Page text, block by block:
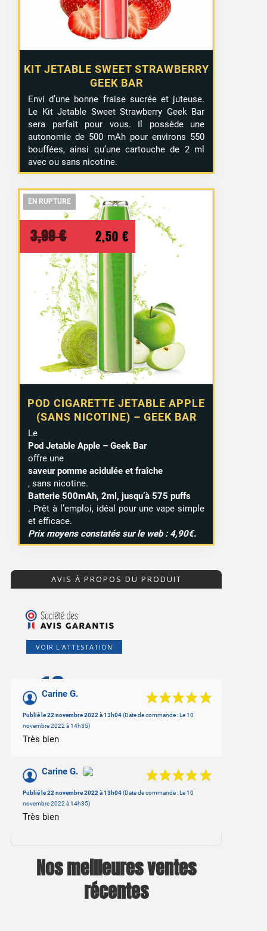
KIT JETABLE SWEET STRAWBERRY
GEEK BAR
Envi d’une bonne fraise sucrée et juteuse.
Le Kit Jetable Sweet Strawberry Geek Bar
sera parfait pour vous. Il possède une
autonomie de 500 mAh pour environs 550
bouffées, ainsi qu’une cartouche de 2 ml
avec ou sans nicotine.
EN RUPTURE
EN RUPTURE
POD CIGARETTE JETABLE APPLE
(SANS NICOTINE) – GEEK BAR
3,99€
Le
prix
initial
était :
3,99 €.
2,50 €
prix
actuel
est :
2,50 €.
Le
Pod Jetable Apple – Geek Bar
offre une
saveur pomme acidulée et fraîche
, sans nicotine.
Batterie 500mAh, 2ml, jusqu’à 575 puffs
. Prêt à l’emploi, idéal pour une vape simple
et efficace.
Prix moyens constatés sur le web : 4,90€.
EN RUPTURE
AVIS À PROPOS DU PRODUIT
VOIR L'ATTESTATION
10/10
Basé sur 2 avis
Carine G.
Publié le 22 novembre 2022 à 13h04(Date de commande : Le 10
novembre 2022 à 14h35)
Très bien
Carine G.
Publié le 22 novembre 2022 à 13h04(Date de commande : Le 10
novembre 2022 à 14h35)
Très bien
Nos meilleures ventes
récentes